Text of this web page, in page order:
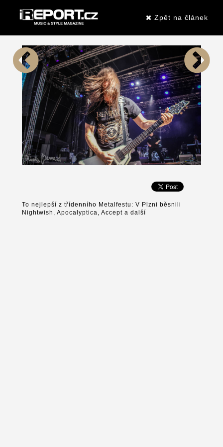
Zpět na článek
To nejlepší z třídenního Metalfestu: V Plzni běsnili
Nightwish, Apocalyptica, Accept a další